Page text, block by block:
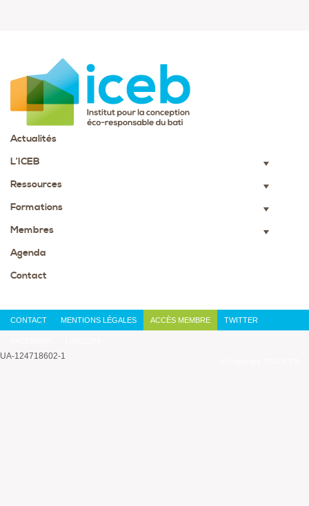
Actualités
L’ICEB
▼
Ressources ▼
Formations ▼
Membres ▼
Agenda
Contact
CONTACT MENTIONS LÉGALES ACCÈS MEMBRE TWITTER
UA-124718602-1